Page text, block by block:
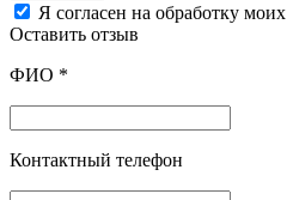
Я согласен на обработку моих
Оставить отзыв
ФИО *
Контактный телефон